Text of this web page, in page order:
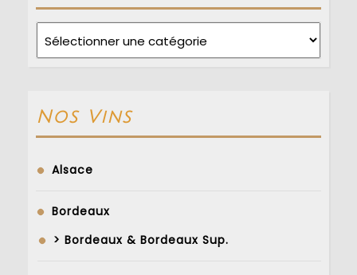
Nos Vins
Alsace
Bordeaux
> Bordeaux & Bordeaux Sup.